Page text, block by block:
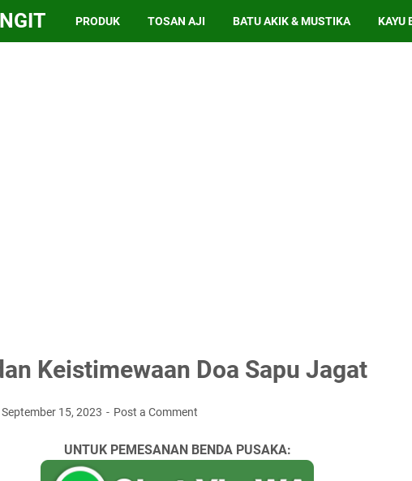
PRODUK TOSAN AJI BATU AKIK & MUSTIKA KAYU
Keistimewaan Doa Sapu Jagat
September 15, 2023 Post a Comment
UNTUK PEMESANAN BENDA PUSAKA: